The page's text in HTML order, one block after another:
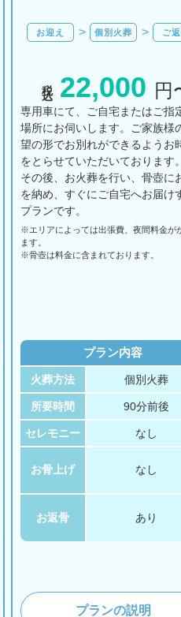
お迎え 個別火葬 ご
22,000 円
専用車にて、ご自宅またはご指
場所にお伺いします。ご家族様
望の形でお別れができるようお
をとらせていただいております。
その後、お火葬を行い、骨壺に
を納め、すぐにご自宅へお届け
プランです。
※エリアに よっては出張費、夜間料金が
ます。
※骨壺は料金に含まれております。
プラン内容
火葬方法 個別火葬
所要時間 90分前後
セレモニー なし
お骨上げ なし
お返骨 あり
プランの説明